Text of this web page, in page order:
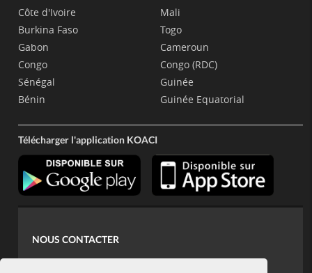
Côte d'Ivoire
Burkina Faso
Gabon
Congo
Sénégal
Bénin
Mali
Togo
Cameroun
Congo (RDC)
Guinée
Guinée Equatorial
Télécharger l'application KOACI
NOUS CONTACTER